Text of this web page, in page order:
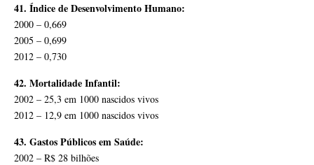
41. Índice de Desenvolvimento Humano:
2000 – 0,669
2005 – 0,699
2012 – 0,730
42. Mortalidade Infantil:
2002 – 25,3 em 1000 nascidos vivos
2012 – 12,9 em 1000 nascidos vivos
43. Gastos Públicos em Saúde:
2002 – R$ 28 bilhões